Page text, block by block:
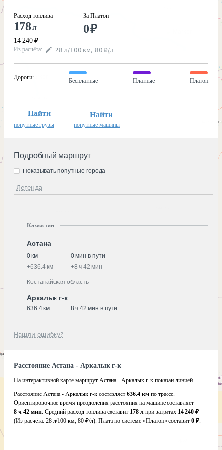
Расход топлива
178л
14 240 ₽
За Платон
0₽
Из расчёта: 28 л/100 км, 80 ₽/л
Дороги:
Бесплатные Платные Платон
Найти
попутные грузы
Найти
попутные машины
Подробный маршрут
Легенда
Показывать попутные города
Казахстан
Астана
0 км
0 мин в пути
+636.4 км +8 ч 42 мин
Костанайская область
Аркалык г-к
636.4 км 8 ч 42 мин в пути
Нашли ошибку?
Расстояние Астана - Аркалык г-к
На интерактивной карте маршрут Астана - Аркалык г-к показан линией.
Расстояние Астана - Аркалык г-к составляет 636.4 км по трассе.
Ориентировочное время преодоления расстояния на машине составляет
8 ч 42 мин. Средний расход топлива составит 178 л при затратах 14 240 ₽
(Из расчёта: 28 л/100 км, 80 ₽/л). Плата по системе «Платон» составит 0 ₽.